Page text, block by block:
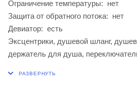
Ограничение температуры: нет
Защита от обратного потока: нет
Девиатор: есть
Эксцентрики, душевой шланг,
держатель для душа,